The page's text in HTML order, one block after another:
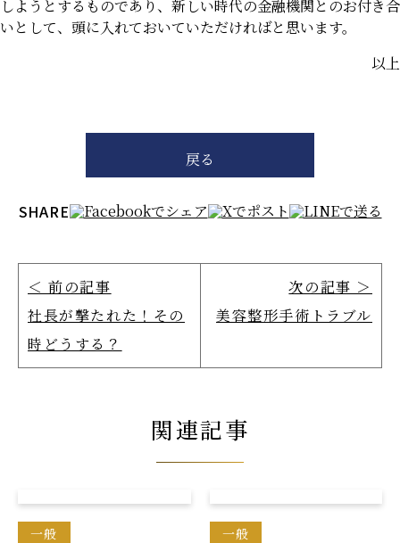
しようとするものであり、新しい時代の金融機関とのお付き合
いとして、頭に入れておいていただければと思います。
以上
戻る
SHARE
＜ 前の記事
社長が撃たれた！その
時どうする？
次の記事 ＞
美容整形手術トラブル
関連記事
一般
一般